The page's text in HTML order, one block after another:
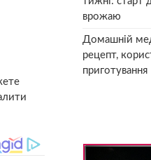
врожаю
Домашній
рецепт,
приготування